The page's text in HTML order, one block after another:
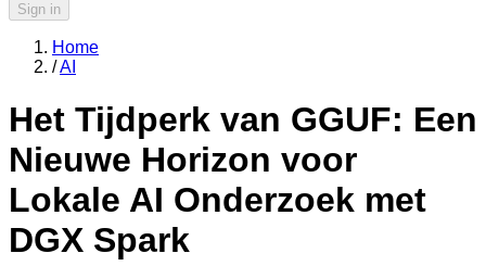
Sign in
Home
/AI
Het Tijdperk van GGUF: Een
Nieuwe Horizon voor
Lokale AI Onderzoek met
DGX Spark